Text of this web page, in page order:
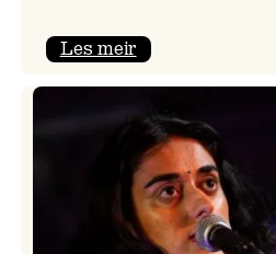
Les meir:
Eklektisk
Samband
–
varmt,
interessant